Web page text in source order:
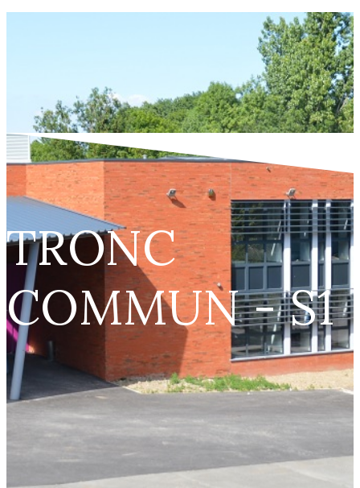
TRONC
COMMUN - S1